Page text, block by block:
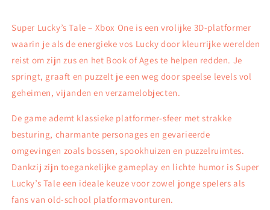
Super Lucky’s Tale – Xbox One is een vrolijke 3D-platformer
waarin je als de energieke vos Lucky door kleurrijke werelden
reist om zijn zus en het Book of Ages te helpen redden. Je
springt, graaft en puzzelt je een weg door speelse levels vol
geheimen, vijanden en verzamelobjecten.
De game ademt klassieke platformer-sfeer met strakke
besturing, charmante personages en gevarieerde
omgevingen zoals bossen, spookhuizen en puzzelruimtes.
Dankzij zijn toegankelijke gameplay en lichte humor is Super
Lucky’s Tale een ideale keuze voor zowel jonge spelers als
fans van old-school platformavonturen.